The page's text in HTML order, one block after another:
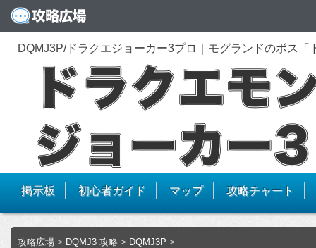
DQMJ3P/ドラクエジョーカー3プロ｜モグランドのボス
掲示板 初心者ガイド マップ 攻略チャート
攻略広場 > DQMJ3 攻略 > DQMJ3P >